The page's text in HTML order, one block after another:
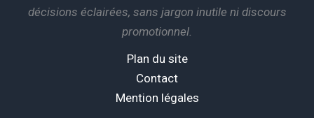
décisions éclairées, sans jargon inutile ni discours
promotionnel.
Plan du site
Contact
Mention légales